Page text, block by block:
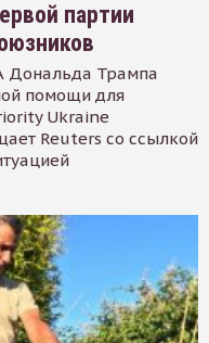
партии
Дональда Трампа
помощи для
Ukraine
Reuters со ссылкой